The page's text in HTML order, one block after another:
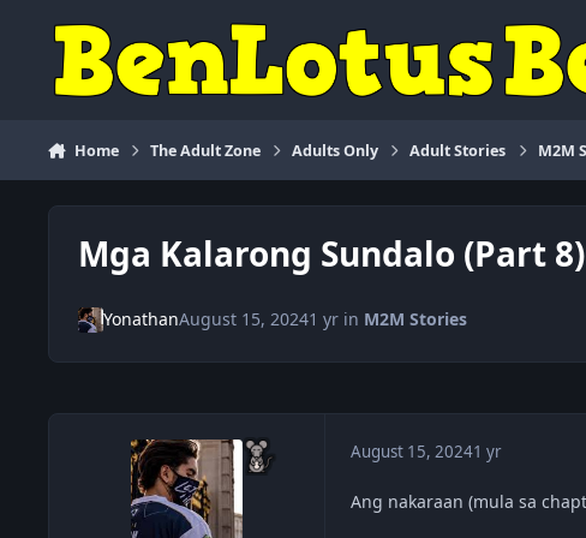
Home The Adult Zone Adults Only Adult Stories M2M
Mga Kalarong Sundalo (Part 8)
YonathanAugust 15, 20241 yrin M2M Stories
August 15, 20241 yr
Ang nakaraan (mula sa